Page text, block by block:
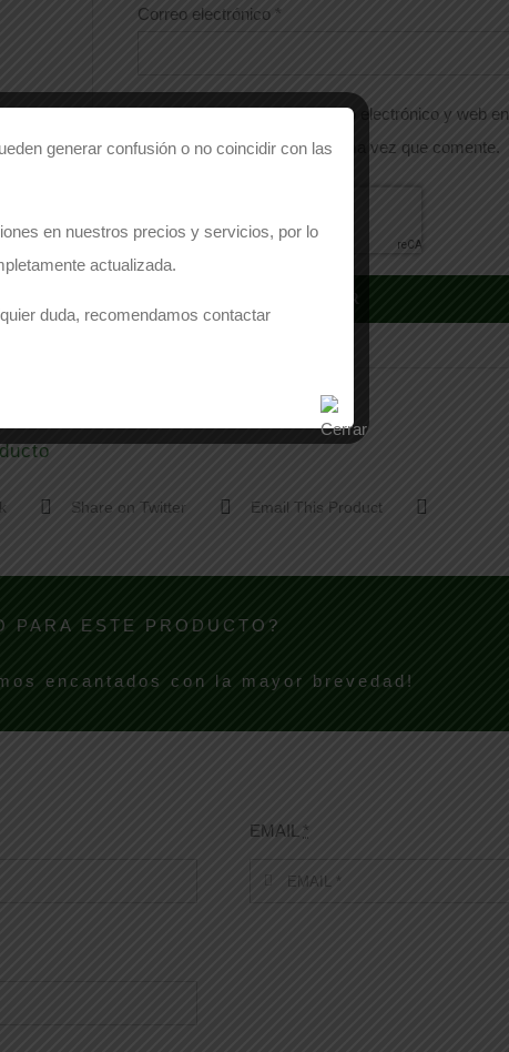
Correo electrónico *
Guarda mi nombre, correo electrónico y web en
este navegador para la próxima vez que comente.
Share on Twitter Email This Product
PARA ESTE PRODUCTO?
encantados con la mayor brevedad!
EMAIL *
generar confusión o no coincidir con las
en nuestros precios y servicios, por lo
actualizada.
duda, recomendamos contactar